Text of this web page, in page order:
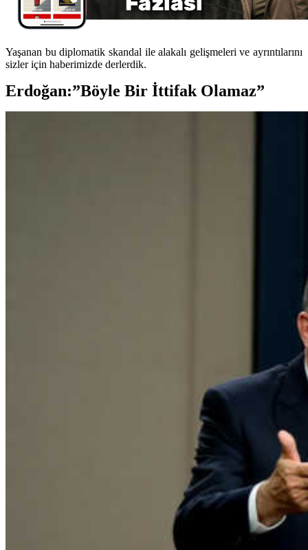
Yaşanan bu diplomatik skandal ile alakalı gelişmeleri ve ayrıntılarını
sizler için haberimizde derlerdik.
Erdoğan:”Böyle Bir İttifak Olamaz”